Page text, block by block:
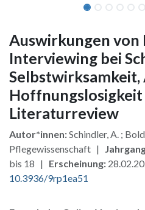
Auswirkungen
Interviewing bei
Selbstwirksamkeit,
Literaturreview
Autor*innen:Schindler, A. ;
Pflegewissenschaft |
bis 18 | Erscheinung:
10.3936/9rp1ea51